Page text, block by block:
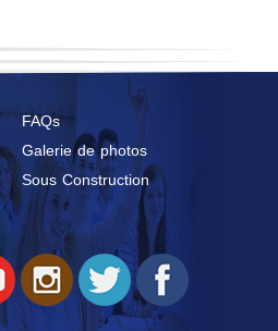
FAQs
Galerie de photos
Sous Construction